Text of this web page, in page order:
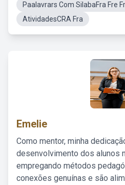
Paalavrars Com SilabaFra Fre
AtividadesCRA Fra
Emelie
Como mentor, minha
desenvolvimento dos alunos
empregando métodos
conexões genuínas e são